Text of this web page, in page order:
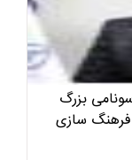
بزرگ
سازی